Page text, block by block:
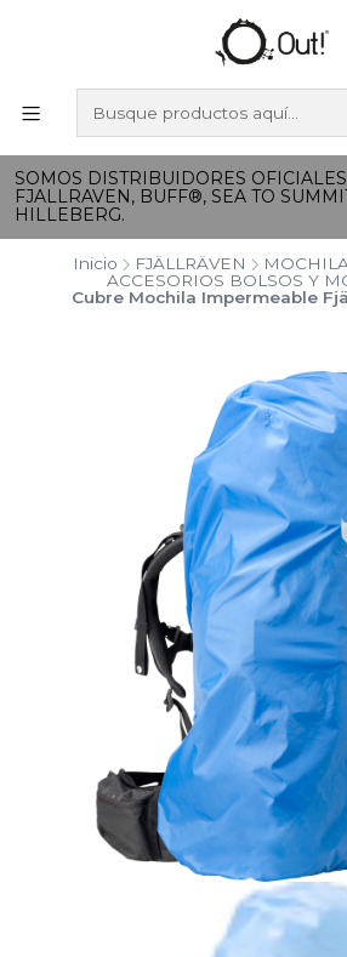
SOMOS DISTRIBUIDORES
FJALLRAVEN, BUFF®, SEA TO
HILLEBERG.
Inicio FJÄLLRÄVEN
ACCESORIOS BOLSOS Y
Cubre Mochila Impermeable